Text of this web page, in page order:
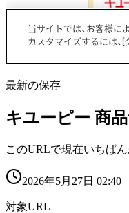
最新の保存
キユーピー 商
このURLで現在いちば
2026年5月27日 02:40
対象URL